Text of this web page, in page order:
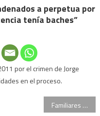
a perpetua por
tenía baches”
por el crimen de Jorge
en el proceso.
Familiares de Cinthia Choque y agentes de tránsito se concentran en el Obelisco